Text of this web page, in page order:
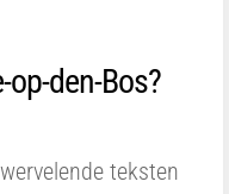
den-Bos?
teksten